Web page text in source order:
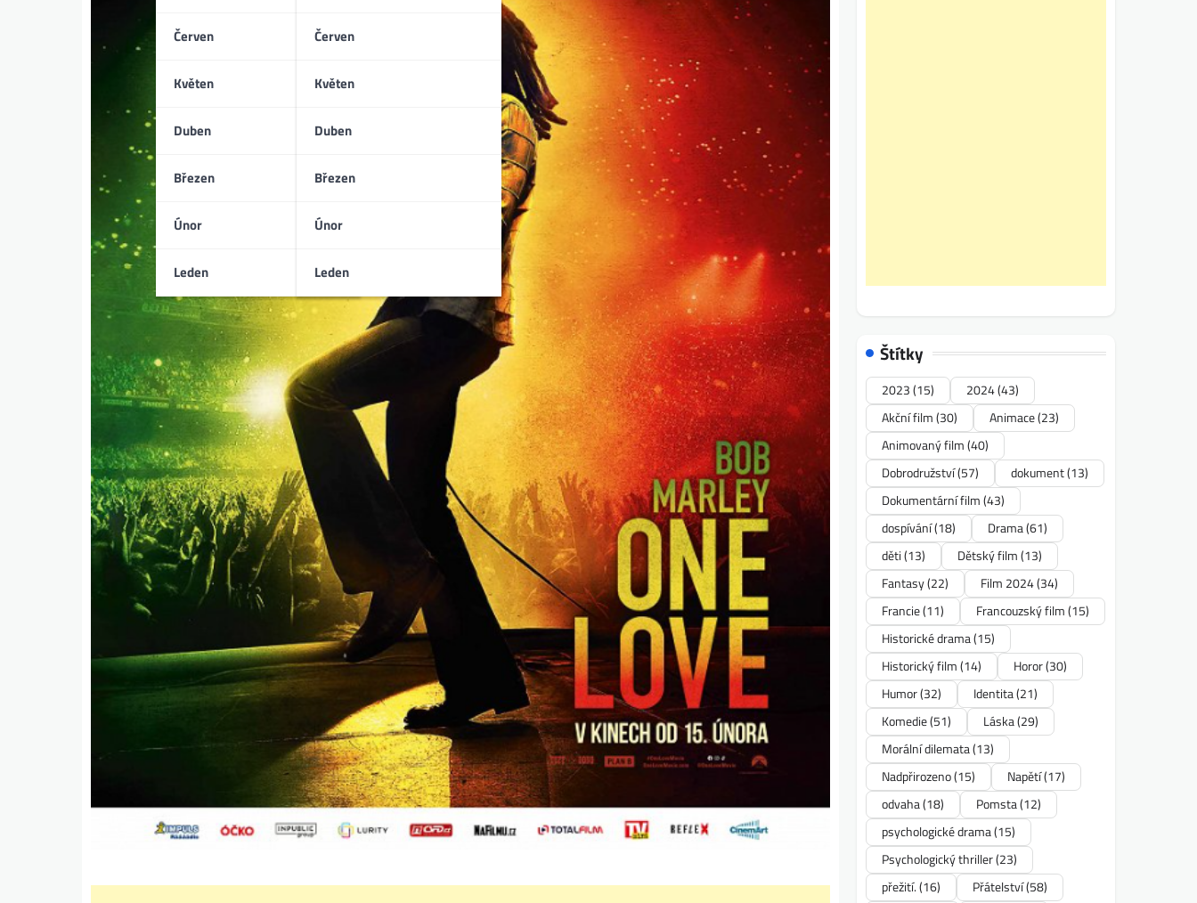
Červen
Květen
Duben
Březen
Únor
Leden
Červen
Květen
Duben
Březen
Únor
Leden
Štítky
2023(15) 2024(43)
Akční film(30) Animace(23)
Animovaný film(40)
Dobrodružství(57) dokument(13)
Dokumentární film(43)
dospívání(18) Drama(61)
děti(13) Dětský film(13)
Fantasy(22) Film 2024(34)
Francie(11) Francouzský film(15)
Historické drama(15)
Historický film(14) Horor(30)
Humor(32) Identita(21)
Komedie(51) Láska(29)
Morální dilemata(13)
Nadpřirozeno(15) Napětí(17)
odvaha(18) Pomsta(12)
psychologické drama(15)
Psychologický thriller(23)
přežití.(16) Přátelství(58)